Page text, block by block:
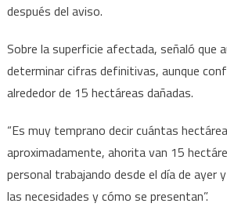
después del aviso.
Sobre la superficie afectada, señaló que
determinar cifras definitivas, aunque
alrededor de 15 hectáreas dañadas.
“Es muy temprano decir cuántas
aproximadamente, ahorita van 15
personal trabajando desde el día de ayer
las necesidades y cómo se presentan”.